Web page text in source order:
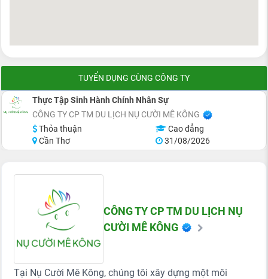
TUYỂN DỤNG CÙNG CÔNG TY
Thực Tập Sinh Hành Chính Nhân Sự
CÔNG TY CP TM DU LỊCH NỤ CƯỜI MÊ KÔNG
Thỏa thuận
Cao đẳng
Cần Thơ
31/08/2026
CÔNG TY CP TM DU LỊCH NỤ
CƯỜI MÊ KÔNG
Tại Nụ Cười Mê Kông, chúng tôi xây dựng một môi